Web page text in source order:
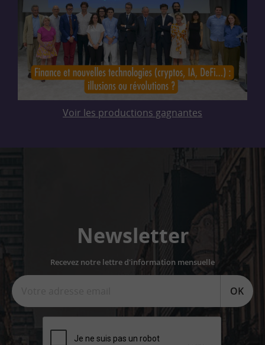
Voir les productions gagnantes
Newsletter
Recevez notre lettre d'information mensuelle
OK